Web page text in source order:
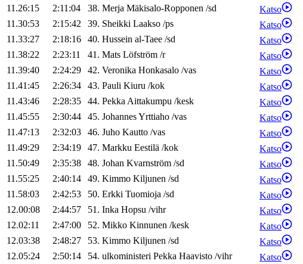
11.26:15
2:11:04 38. Merja Mäkisalo-Ropponen /sd
Katso
11.30:53
2:15:42 39. Sheikki Laakso /ps
Katso
11.33:27
2:18:16 40. Hussein al-Taee /sd
Katso
11.38:22
2:23:11 41. Mats Löfström /r
Katso
11.39:40
2:24:29 42. Veronika Honkasalo /vas
Katso
11.41:45
2:26:34 43. Pauli Kiuru /kok
Katso
11.43:46
2:28:35 44. PekkaAittakumpu /kesk
Katso
11.45:55
2:30:44 45. JohannesYrttiaho /vas
Katso
11.47:13
2:32:03 46. Juho Kautto /vas
Katso
11.49:29
2:34:19 47. Markku Eestilä /kok
Katso
11.50:49
2:35:38 48. Johan Kvarnström /sd
Katso
11.55:25
2:40:14 49. Kimmo Kiljunen /sd
Katso
11.58:03
2:42:53 50. Erkki Tuomioja /sd
Katso
12.00:08
2:44:57 51. Inka Hopsu /vihr
Katso
12.02:11
2:47:00 52. Mikko Kinnunen /kesk
Katso
12.03:38
2:48:27 53. Kimmo Kiljunen /sd
Katso
12.05:24
2:50:14 54. ulkoministeri Pekka Haavisto /vihr
Katso